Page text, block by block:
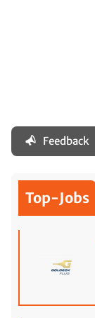
Feedback
Top-Jobs